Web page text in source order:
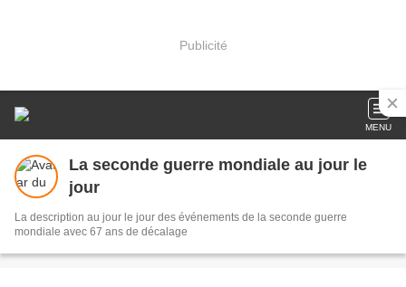
Publicité
MENU
La seconde guerre mondiale au jour le
jour
La description au jour le jour des événements de la seconde guerre
mondiale avec 67 ans de décalage